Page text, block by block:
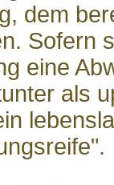
dem
Sofern
eine
als